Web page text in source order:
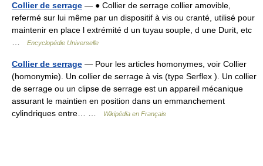
Collier de serrage — ● Collier de serrage collier amovible,
refermé sur lui même par un dispositif à vis ou cranté, utilisé pour
maintenir en place l extrémité d un tuyau souple, d une Durit, etc
Encyclopédie Universelle
Collier de serrage — Pour les articles homonymes, voir Collier
(homonymie). Un collier de serrage à vis (type Serflex ). Un collier
de serrage ou un clipse de serrage est un appareil mécanique
assurant le maintien en position dans un emmanchement
cylindriques entre… …
Wikipédia en Français